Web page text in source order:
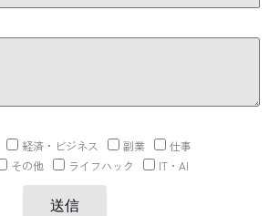
経済・ビジネス 副業
仕事
その他 ライフハック IT・AI
送信